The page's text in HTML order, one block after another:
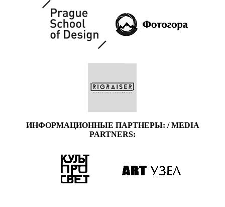
ИНФОРМАЦИОННЫЕ ПАРТНЕРЫ: / MEDIA
PARTNERS: